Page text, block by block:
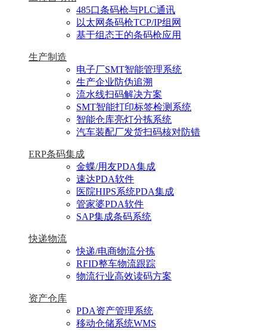
485口条码枪与PLC通讯
以太网条码枪TCP/IP组网
基于组态王的条码枪应用
生产制造
电子厂SMT智能管理系统
生产企业防伪追溯
流水线扫码解决方案
SMT智能打印标签检测系统
智能仓库亮灯分拣系统
汽车装配厂发货扫码核对防错
ERP条码集成
金蝶/用友PDA集成
速达PDA软件
医院HIPS系统PDA集成
管家婆PDA软件
SAP集成条码系统
快递物流
快递/电商物流分拣
RFID整车物流跟踪
物流行业高效读码方案
资产仓库
PDA资产管理系统
移动仓储系统WMS